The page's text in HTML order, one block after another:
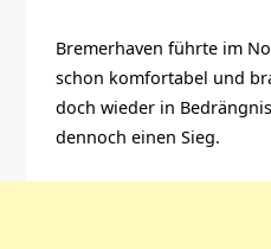
Bremerhaven führte im
schon komfortabel und
doch wieder in
dennoch einen Sieg.